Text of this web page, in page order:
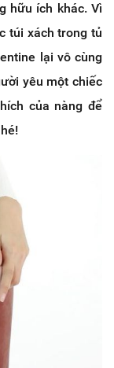
hữu ích khác. Vì
túi xách trong tủ
lại vô cùng
yêu một chiếc
của nàng để